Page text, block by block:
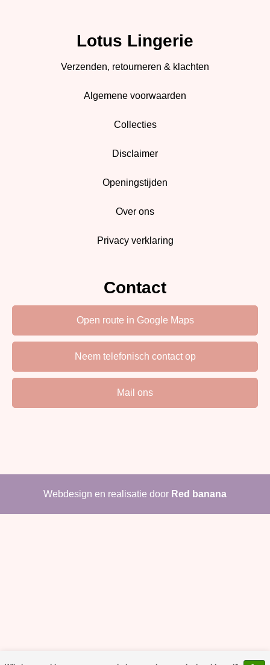
Lotus Lingerie
Verzenden, retourneren & klachten
Algemene voorwaarden
Collecties
Disclaimer
Openingstijden
Over ons
Privacy verklaring
Contact
Open route in Google Maps
Neem telefonisch contact op
Mail ons
Webdesign en realisatie door Red banana